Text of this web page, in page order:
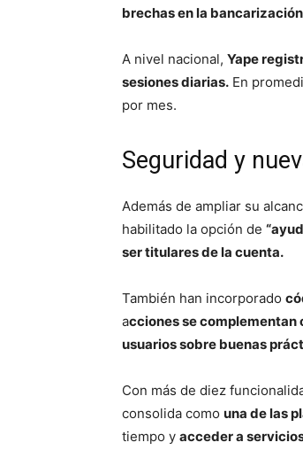
brechas en la
A nivel nacional, Yape
sesiones diarias. En
por mes.
Seguridad y
Además de ampliar su
habilitado la opción de
ser titulares de la cuenta.
También han incorporado
acciones se complementan
usuarios sobre buenas
Con más de diez
consolida como una de las
tiempo y acceder a